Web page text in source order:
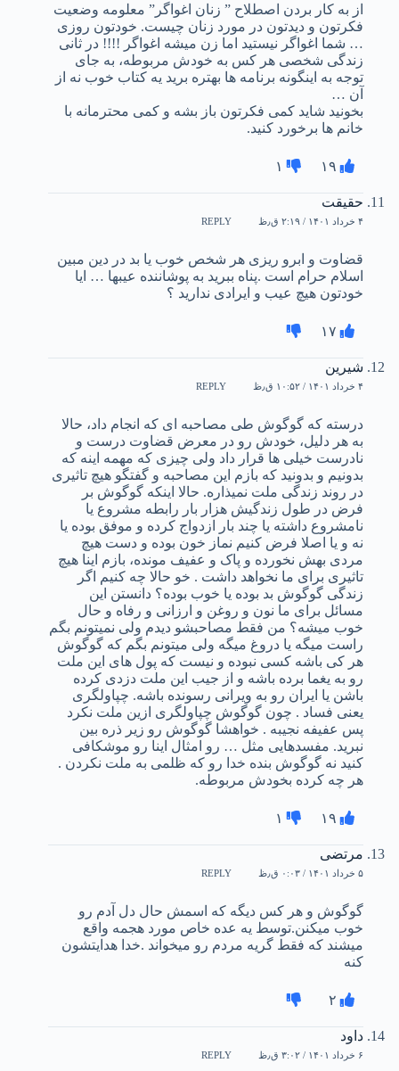
از به کار بردن اصطلاح ” زنان اغواگر” معلومه وضعیت
فکرتون و دیدتون در مورد زنان چیست. خودتون روزی
… شما اغواگر نیستید اما زن میشه اغواگر !!!! در ثانی
زندگی شخصی هر کس به خودش مربوطه، به جای
توجه به اینگونه برنامه ها بهتره برید یه کتاب خوب نه از
آن …
بخونید شاید کمی فکرتون باز بشه و کمی محترمانه با
خانم ها برخورد کنید.
۱۹ ۱
حقیقت
۴ خرداد ۱۴۰۱ / ۲:۱۹ ق٫ظ REPLY
قضاوت و ابرو ریزی هر شخص خوب یا بد در دین مبین
اسلام حرام است .پناه ببرید به پوشاننده عیبها … ایا
خودتون هیچ عیب و ایرادی ندارید ؟
۱۷
شیرین
۴ خرداد ۱۴۰۱ / ۱۰:۵۲ ق٫ظ REPLY
درسته که گوگوش طی مصاحبه ای که انجام داد، حالا
به هر دلیل، خودش رو در معرض قضاوت درست و
نادرست خیلی ها قرار داد ولی چیزی که مهمه اینه که
بدونیم و بدونید که بازم این مصاحبه و گفتگو هیچ تاثیری
در روند زندگی ملت نمیذاره. حالا اینکه گوگوش بر
فرض در طول زندگیش هزار بار رابطه مشروع یا
نامشروع داشته یا چند بار ازدواج کرده و موفق بوده یا
نه و یا اصلا فرض کنیم نماز خون بوده و دست هیچ
مردی بهش نخورده و پاک و عفیف مونده، بازم اینا هیچ
تاثیری برای ما نخواهد داشت . خو حالا چه کنیم اگر
زندگی گوگوش بد بوده یا خوب بوده؟ دانستن این
مسائل برای ما نون و روغن و ارزانی و رفاه و حال
خوب میشه؟ من فقط مصاحبشو دیدم ولی نمیتونم بگم
راست میگه یا دروغ میگه ولی میتونم بگم که گوگوش
هر کی باشه کسی نبوده و نیست که پول های این ملت
رو به یغما برده باشه و از جیب این ملت دزدی کرده
باشن یا ایران رو به ویرانی رسونده باشه. چپاولگری
یعنی فساد . چون گوگوش چپاولگری ازین ملت نکرد
پس عفیفه نجیبه . خواهشا گوگوش رو زیر ذره بین
نبرید. مفسدهایی مثل … رو امثال اینا رو موشکافی
کنید نه گوگوش بنده خدا رو که ظلمی به ملت نکردن .
هر چه کرده بخودش مربوطه.
۱۹ ۱
مرتضی
۵ خرداد ۱۴۰۱ / ۰:۰۳ ق٫ظ REPLY
گوگوش و هر کس دیگه که اسمش حال دل آدم رو
خوب میکنن.توسط یه عده خاص مورد هجمه واقع
میشند که فقط گریه مردم رو میخواند .خدا هدایتشون
کنه
۲
داود
۶ خرداد ۱۴۰۱ / ۳:۰۲ ق٫ظ REPLY